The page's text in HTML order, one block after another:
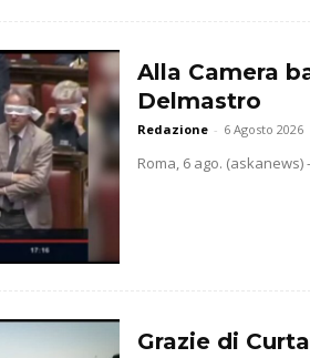
Alla Camera
Delmastro
Redazione - 6 Agosto 2026
Roma, 6 ago.
Grazie di